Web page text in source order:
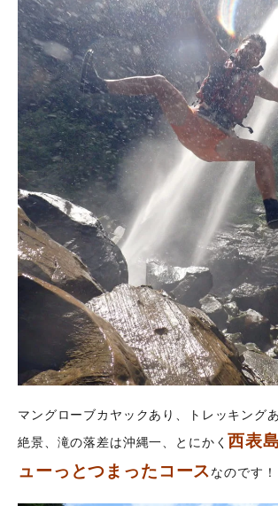
マングローブカヤックあり、トレッキング
絶景、滝の落差は沖縄一、とにかく 西表
ューっとつまったコース なのです！